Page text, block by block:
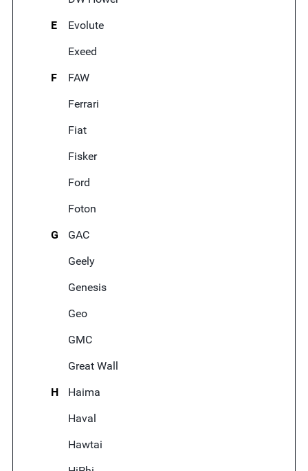
E
Evolute
Exeed
F
FAW
Ferrari
Fiat
Fisker
Ford
Foton
G
GAC
Geely
Genesis
Geo
GMC
Great Wall
H
Haima
Haval
Hawtai